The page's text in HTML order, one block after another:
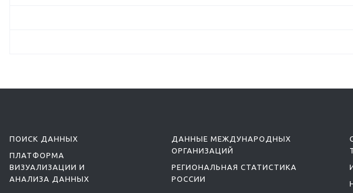
ПОИСК ДАННЫХ
ПЛАТФОРМА
ВИЗУАЛИЗАЦИИ И
АНАЛИЗА ДАННЫХ
ДАННЫЕ МЕЖДУНАРОДНЫХ
ОРГАНИЗАЦИЙ
РЕГИОНАЛЬНАЯ СТАТИСТИКА
РОССИИ